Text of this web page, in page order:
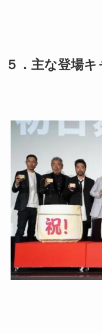
５． 主な登場